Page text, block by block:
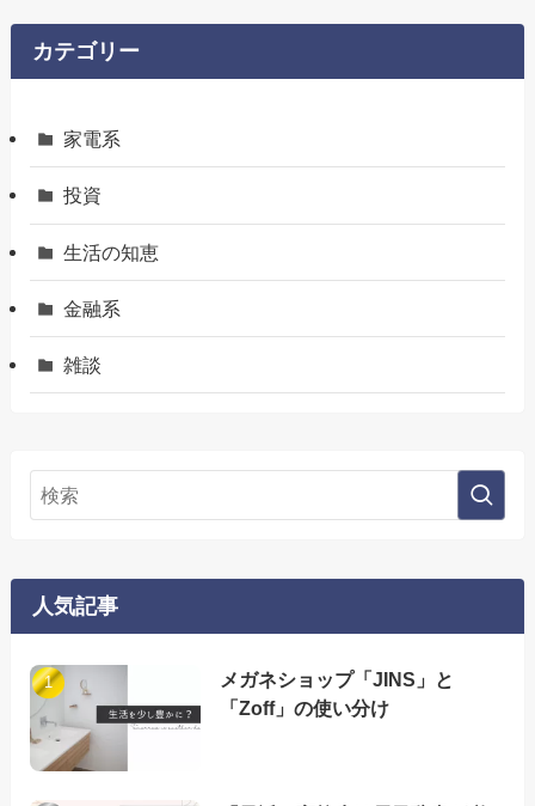
カテゴリー
家電系
投資
生活の知恵
金融系
雑談
人気記事
メガネショップ「JINS」と
「Zoff」の使い分け